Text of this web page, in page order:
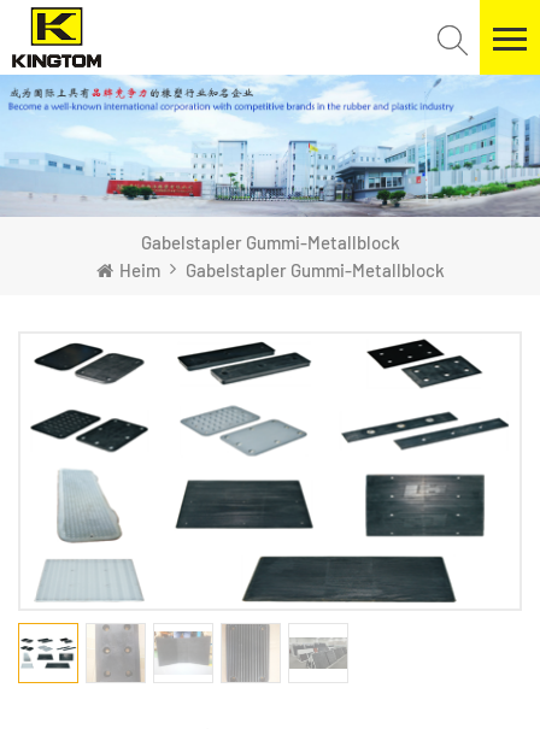
Gabelstapler Gummi-Metallblock
Heim
Gabelstapler Gummi-Metallblock